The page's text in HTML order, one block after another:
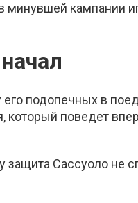
минувшей кампании
подопечных в
который поведет
Сассуоло не